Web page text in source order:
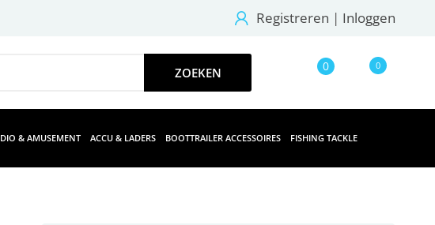
Registreren | Inloggen
0 0
& AMUSEMENT ACCU & LADERS BOOTTRAILER ACCESSOIRES FISHING TACKLE